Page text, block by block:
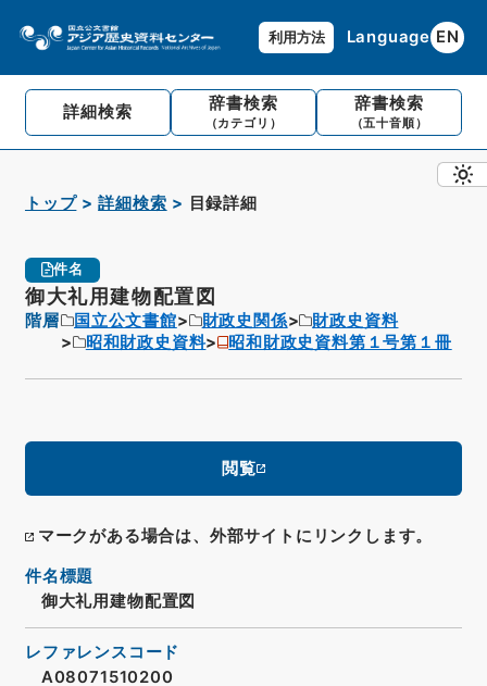
利用方法 Language EN
詳細検索 辞書検索
（カテゴリ）
辞書検索
（五十音順）
トップ 詳細検索 目録詳細
件名
御大礼用建物配置図
階層 国立公文書館 財政史関係
財政史資料
昭和財政史資料
昭和財政史資料第１号第１冊
閲覧
マークがある場合は、外部サイトにリンクします。
件名標題
御大礼用建物配置図
レファレンスコード
A08071510200